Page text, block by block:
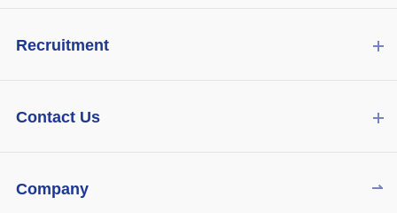
Recruitment
Contact Us
Company